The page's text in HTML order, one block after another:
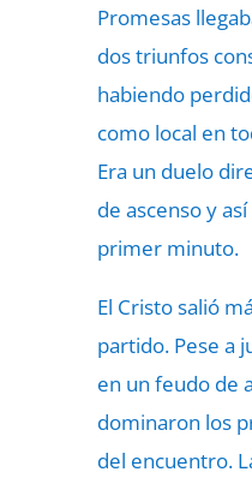
Promesas
dos triunfos
habiendo
como local en
Era un duelo
de ascenso y
primer minuto.
El Cristo salió
partido. Pese a
en un feudo de
dominaron los
del encuentro.